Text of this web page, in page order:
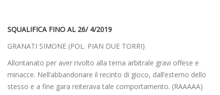
SQUALIFICA FINO AL 26/ 4/2019
GRANATI SIMONE (POL. PIAN DUE TORRI)
Allontanato per aver rivolto alla terna arbitrale gravi offese e
minacce. Nell’abbandonare il recinto di gioco, dall’esterno dello
stesso e a fine gara reiterava tale comportamento. (RAAAAA)